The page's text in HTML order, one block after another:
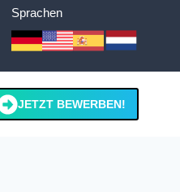
Sprachen
JETZT BEWERBEN!